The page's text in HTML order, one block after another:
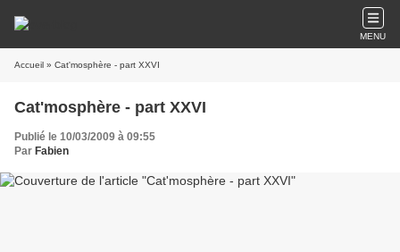
MENU
Accueil » Cat'mosphère - part XXVI
Cat'mosphère - part XXVI
Publié le 10/03/2009 à 09:55
Par Fabien